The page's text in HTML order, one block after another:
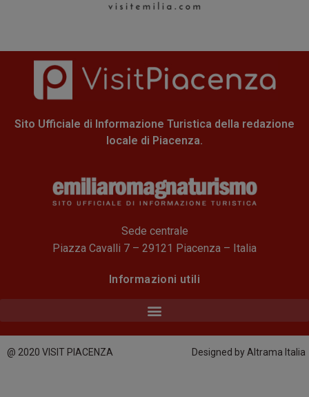
Sito Ufficiale di Informazione Turistica della redazione
locale di Piacenza.
Sede centrale
Piazza Cavalli 7 – 29121 Piacenza – Italia
Informazioni utili
@ 2020 VISIT PIACENZA Designed by Altrama Italia